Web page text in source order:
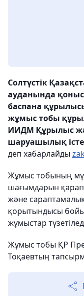
Солтүстік
ауданында
баспана
жұмыс тобы
ИИДМ Құрылыс
шаруашылық
деп хабарлайды
Жұмыс тобының
шағымдарын қарап,
және
қорытындысы
жұмыстар
Жұмыс тобы ҚР
Тоқаевтың